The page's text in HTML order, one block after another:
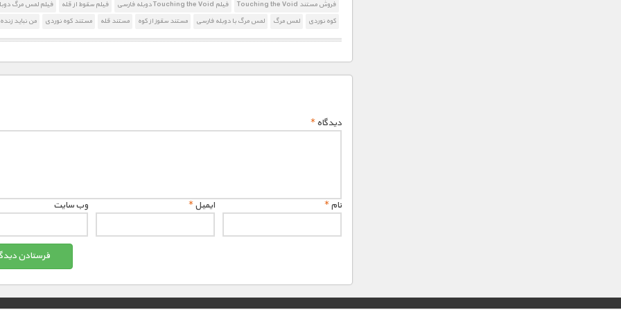
فروش مستند Touching the Void
فیلم Touching the Void دوبله فارسی فیلم سقوط از قله
فیلم لمس مرگ
کوه نوردی
لمس مرگ لمس مرگ با دوبله فارسی مستند سقوز از کوه مستند قله مستند کوه نوردی من نباید
دیدگاه*
نام* ایمیل* وب‌ سایت